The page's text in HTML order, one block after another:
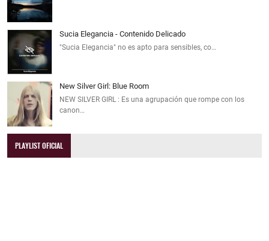
Sucia Elegancia - Contenido Delicado
"Sucia Elegancia" no es apto para sensibles, co…
New Silver Girl: Blue Room
NEW SILVER GIRL : Es una agrupación que rompe con los
canon…
PLAYLIST OFICIAL